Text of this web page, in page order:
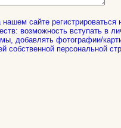
сайте регистрироваться
возможность вступать в
добавлять фотографии/
собственной персональной